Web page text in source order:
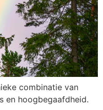
combinatie van
en hoogbegaafdheid.